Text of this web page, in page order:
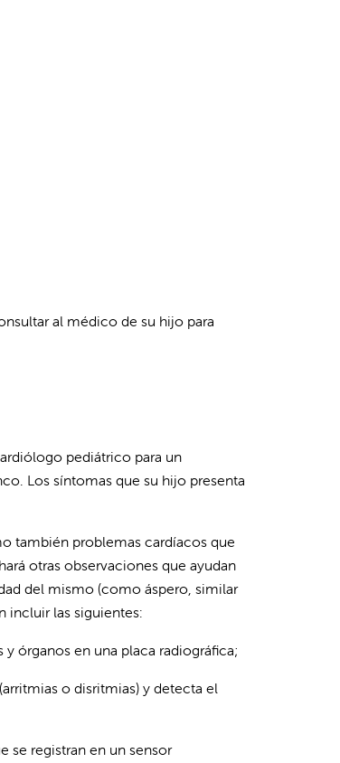
al médico de su hijo para
pediátrico para un
Los síntomas que su hijo presenta
también problemas cardíacos que
otras observaciones que ayudan
del mismo (como áspero, similar
incluir las siguientes:
órganos en una placa radiográfica;
o disritmias) y detecta el
se registran en un sensor